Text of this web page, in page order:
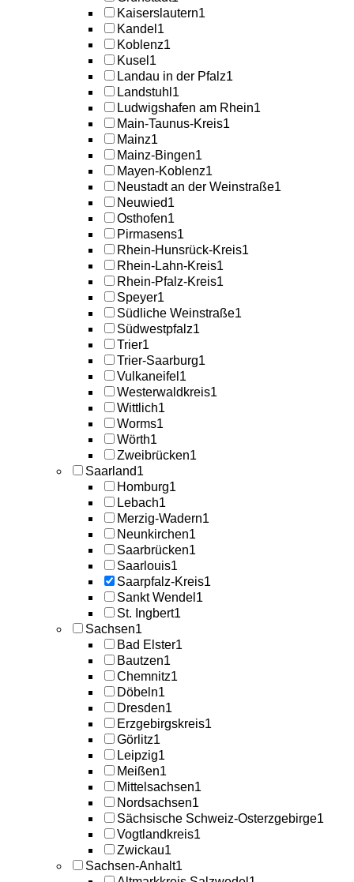
Kaiserslautern1
Kandel 1
Koblenz1
Kusel 1
Landau in der Pfalz1
Landstuhl 1
Ludwigshafen am Rhein1
Main-Taunus-Kreis1
Mainz1
Mainz-Bingen1
Mayen-Koblenz1
Neustadt an der Weinstraße1
Neuwied1
Osthofen1
Pirmasens1
Rhein-Hunsrück-Kreis1
Rhein-Lahn-Kreis1
Rhein-Pfalz-Kreis1
Speyer1
Südliche Weinstraße1
Südwestpfalz1
Trier1
Trier-Saarburg1
Vulkaneifel 1
Westerwaldkreis1
Wittlich1
Worms1
Wörth1
Zweibrücken1
Saarland1
Homburg1
Lebach1
Merzig-Wadern1
Neunkirchen1
Saarbrücken1
Saarlouis1
Saarpfalz-Kreis1
Sankt Wendel 1
St. Ingbert1
Sachsen1
Bad Elster1
Bautzen1
Chemnitz1
Döbeln1
Dresden1
Erzgebirgskreis1
Görlitz1
Leipzig1
Meißen1
Mittelsachsen1
Nordsachsen1
Sächsische Schweiz-Osterzgebirge1
Vogtlandkreis1
Zwickau1
Sachsen-Anhalt1